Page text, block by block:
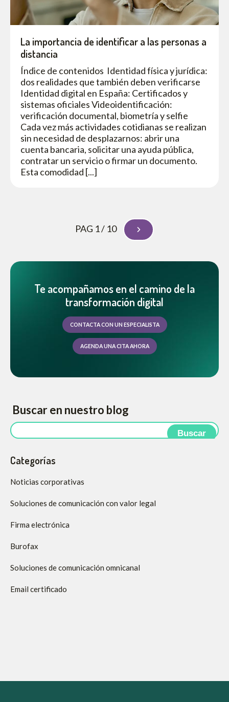
La importancia de identificar a las personas a
distancia
Índice de contenidos Identidad física y jurídica:
dos realidades que también deben verificarse
Identidad digital en España: Certificados y
sistemas oficiales Videoidentificación:
verificación documental, biometría y selfie
Cada vez más actividades cotidianas se realizan
sin necesidad de desplazarnos: abrir una
cuenta bancaria, solicitar una ayuda pública,
contratar un servicio o firmar un documento.
Esta comodidad [...]
PAG 1 / 10
Te acompañamos en el camino de la
transformación digital
CONTACTA CON UN ESPECIALISTA
AGENDA UNA CITA AHORA
Buscar en nuestro blog
Buscar
Categorías
Noticias corporativas
Soluciones de comunicación con valor legal
Firma electrónica
Burofax
Soluciones de comunicación omnicanal
Email certificado